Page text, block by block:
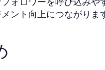
ント向上につながりま